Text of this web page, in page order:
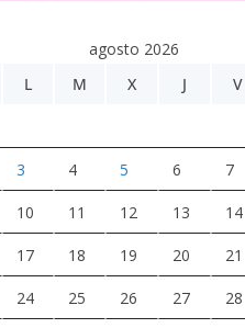
agosto 2026
L M X J V
3 4 5 6 7
10 11 12 13 14
17 18 19 20 21
24 25 26 27 28